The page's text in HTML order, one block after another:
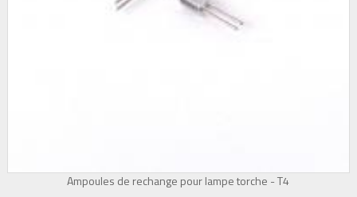
Ampoules de rechange pour lampe torche - T4